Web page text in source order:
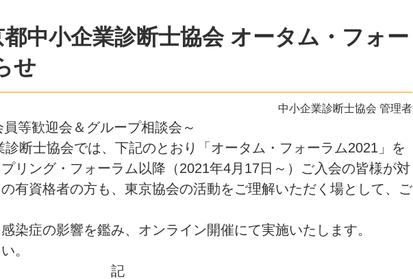
中小企業診断士協会 オータム・フォー
せ
中小企業診断士協会 管理者
等歓迎会＆グループ相談会～
断士協会では、下記のとおり「オータム・フォーラム2021」を
リング・フォーラム以降（2021年4月17日～）ご入会の皆様が対
有資格者の方も、東京協会の活動をご理解いただく場として、ご
染症の影響を鑑み、オンライン開催にて実施いたします。
。
記